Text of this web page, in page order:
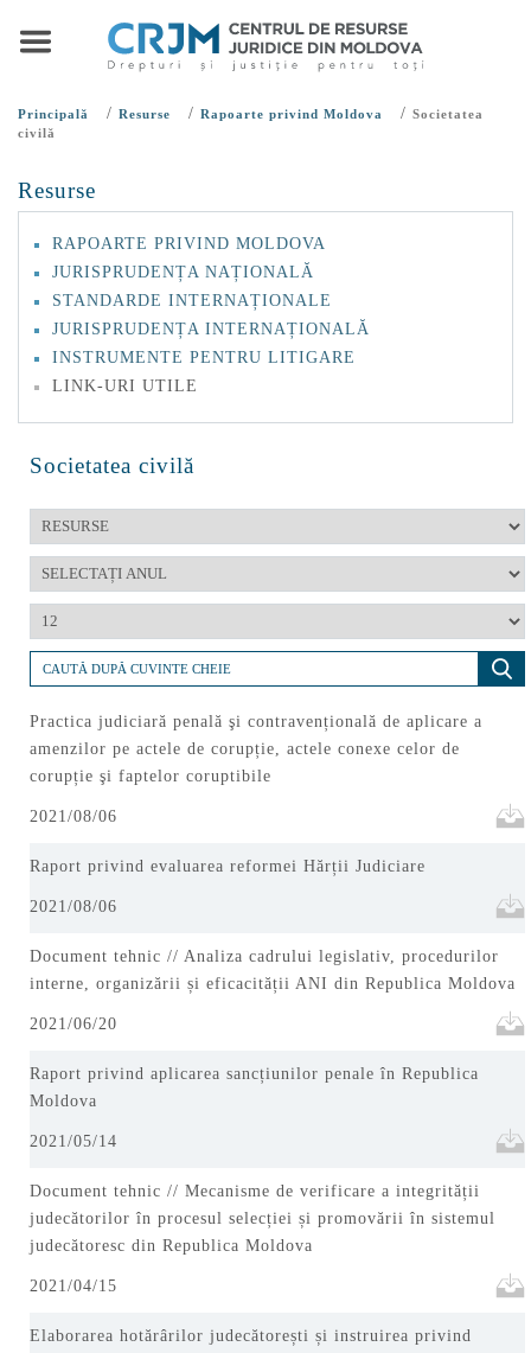
Principală / Resurse / Rapoarte privind Moldova / Societatea
civilă
Resurse
RAPOARTE PRIVIND MOLDOVA
JURISPRUDENȚA NAȚIONALĂ
STANDARDE INTERNAȚIONALE
JURISPRUDENȚA INTERNAȚIONALĂ
INSTRUMENTE PENTRU LITIGARE
LINK-URI UTILE
Societatea civilă
Practica judiciară penală şi contravențională de aplicare a
amenzilor pe actele de corupție, actele conexe celor de
corupție şi faptelor coruptibile
2021/08/06
Raport privind evaluarea reformei Hărții Judiciare
2021/08/06
Document tehnic // Analiza cadrului legislativ, procedurilor
interne, organizării și eficacității ANI din Republica Moldova
2021/06/20
Raport privind aplicarea sancțiunilor penale în Republica
Moldova
2021/05/14
Document tehnic // Mecanisme de verificare a integrității
judecătorilor în procesul selecției și promovării în sistemul
judecătoresc din Republica Moldova
2021/04/15
Elaborarea hotărârilor judecătorești și instruirea privind